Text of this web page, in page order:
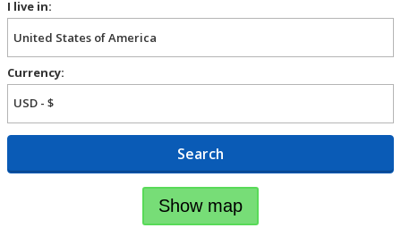
I live in:
Currency:
Search
Show map